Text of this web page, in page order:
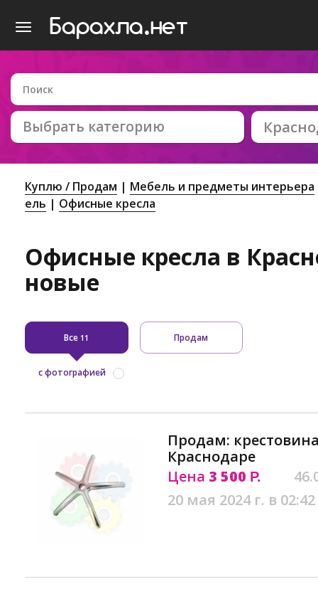
Выбрать категорию
Куплю / Продам
Мебель и предметы интерьера
ель
Офисные кресла
Офисные кресла в
новые
Все 11 Продам
с фотографией
Продам:
Краснодаре
Цена 3 500 Р.
20 мая 2024 г. в 02:42